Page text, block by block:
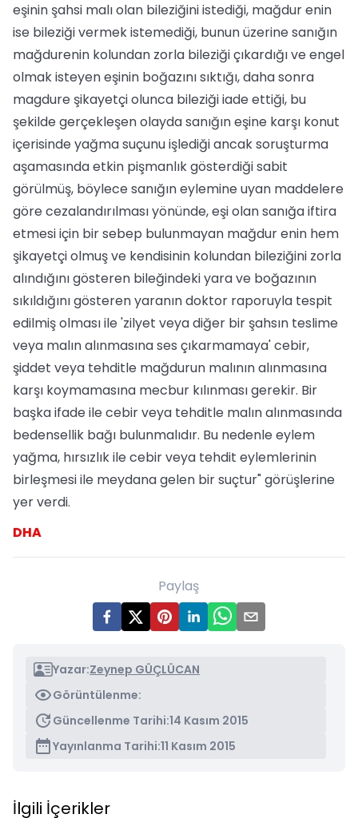
eşinin şahsi malı olan bileziğini istediği, mağdur enin
ise bileziği vermek istemediği, bunun üzerine sanığın
mağdurenin kolundan zorla bileziği çıkardığı ve engel
olmak isteyen eşinin boğazını sıktığı, daha sonra
magdure şikayetçi olunca bileziği iade ettiği, bu
şekilde gerçekleşen olayda sanığın eşine karşı konut
içerisinde yağma suçunu işlediği ancak soruşturma
aşamasında etkin pişmanlık gösterdiği sabit
görülmüş, böylece sanığın eylemine uyan maddelere
göre cezalandırılması yönünde, eşi olan sanığa iftira
etmesi için bir sebep bulunmayan mağdur enin hem
şikayetçi olmuş ve kendisinin kolundan bileziğini zorla
alındığını gösteren bileğindeki yara ve boğazının
sıkıldığını gösteren yaranın doktor raporuyla tespit
edilmiş olması ile 'zilyet veya diğer bir şahsın teslime
veya malın alınmasına ses çıkarmamaya' cebir,
şiddet veya tehditle mağdurun malının alınmasına
karşı koymamasına mecbur kılınması gerekir. Bir
başka ifade ile cebir veya tehditle malın alınmasında
bedensellik bağı bulunmalıdır. Bu nedenle eylem
yağma, hırsızlık ile cebir veya tehdit eylemlerinin
birleşmesi ile meydana gelen bir suçtur" görüşlerine
yer verdi.
DHA
Paylaş
Yazar:Zeynep GÜÇLÜCAN
Görüntülenme:
Güncellenme Tarihi:14 Kasım 2015
Yayınlanma Tarihi:11 Kasım 2015
İlgili İçerikler